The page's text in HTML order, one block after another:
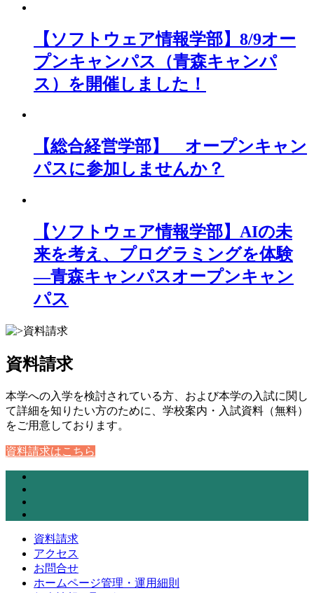
【ソフトウェア情報学部】8/9オー
プンキャンパス（青森キャンパ
ス）を開催しました！
【総合経営学部】 オープンキャン
パスに参加しませんか？
【ソフトウェア情報学部】AIの未
来を考え、プログラミングを体験
―青森キャンパスオープンキャン
パス
資料請求
本学への入学を検討されている方、および本学の入試に関し
て詳細を知りたい方のために、学校案内・入試資料（無料）
をご用意しております。
資料請求はこちら
資料請求
アクセス
お問合せ
ホームページ管理・運用細則